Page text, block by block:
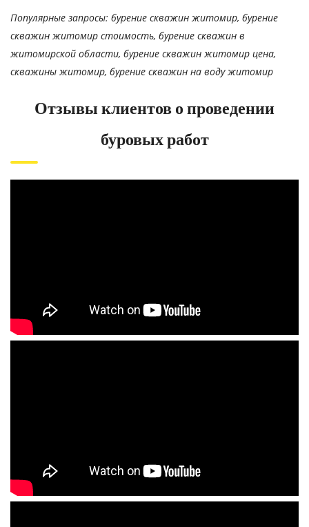
Популярные запросы: бурение скважин житомир, бурение
скважин житомир стоимость, бурение скважин в
житомирской области, бурение скважин житомир цена,
скважины житомир, бурение скважин на воду житомир
Отзывы клиентов о проведении
буровых работ